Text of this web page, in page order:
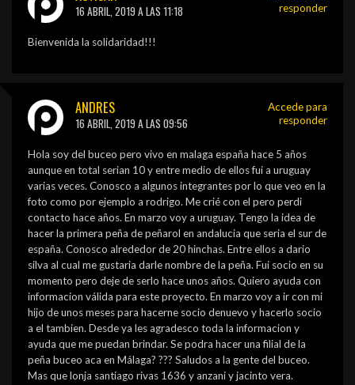
16 ABRIL, 2019 A LAS 11:18
Bienvenida la solidaridad!!!
responder
ANDRES
16 ABRIL, 2019 A LAS 09:56
Hola soy del buceo pero vivo en malaga españa hace 5 años
aunque en total serian 10 y entre medio de ellos fui a uruguay
varias veces. Conosco a algunos integrantes por lo que veo en la
foto como por ejemplo a rodrigo. Me crié con el pero perdi
contacto hace años. En marzo voy a uruguay. Tengo la idea de
hacer la primera peña de peñarol en andalucia que seria el sur de
españa. Conosco alrededor de 20 hinchas. Entre ellos a dario
silva al cual me gustaria darle nombre de la peña. Fui socio en su
momento pero deje de serlo hace unos años. Quiero ayuda con
informacion válida para este proyecto. En marzo voy a ir con mi
hijo de unos meses para hacerne socio denuevo y hacerlo socio
a el tambien. Desde ya les agradesco toda la informacion y
ayuda que me puedan brindar. Se podra hacer una filial de la
peña buceo aca en Málaga? ??? Saludos a la gente del buceo.
Mas que lonja santiago rivas 1636 y anzani y jacinto vera.
Accede para
responder